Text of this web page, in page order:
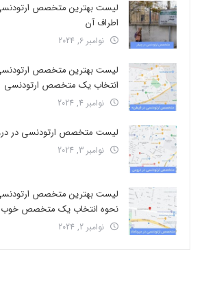
لیست بهترین متخصص
اطراف آن
نوامبر 6, 2024
لیست بهترین متخصص
انتخاب یک متخصص ارتودنسی
نوامبر 4, 2024
لیست متخصص ارتودنسی در
نوامبر 3, 2024
لیست بهترین متخصص ارتودنسی
نحوه انتخاب یک متخصص خوب
نوامبر 2, 2024